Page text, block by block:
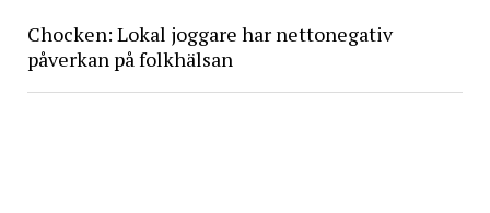
Chocken: Lokal joggare har nettonegativ
påverkan på folkhälsan